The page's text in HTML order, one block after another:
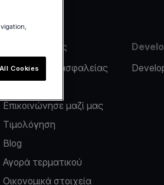
Πληροφορίες
Περιστατικό ασφαλείας
Επικοινώνησε μαζί μας
Τιμολόγηση
Blog
Αγορά τερματικού
Οικονομικά στοιχεία
Cookies